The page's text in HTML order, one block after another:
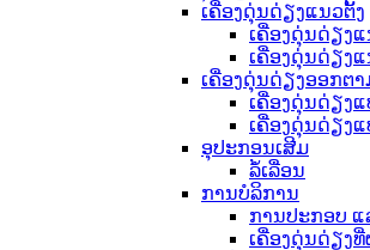
ເຄື່ອງດຸ່ນດ່ຽງແນວຕັ້ງ
ເຄື່ອງດຸ່ນດ່ຽງ
ເຄື່ອງດຸ່ນດ່ຽງ
ເຄື່ອງດຸ່ນດ່ຽງອອກຕ
ເຄື່ອງດຸ່ນດ່ຽງ
ເຄື່ອງດຸ່ນດ່ຽງ
ອຸປະກອນເສີມ
ລໍ້ເລື່ອນ
ການບໍລິການ
ການປະກອບ ແ
ເຄື່ອງດຸ່ນດ່ຽງ